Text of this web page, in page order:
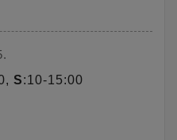
S:10-15:00